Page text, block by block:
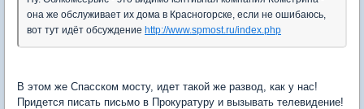
она же обслуживает их дома в Красногорске, если не ошибаюсь,
вот тут идёт обсуждение http://www.spmost.ru/index.php
В этом же Спасском мосту, идет такой же развод, как у нас!
Придется писать письмо в Прокуратуру и вызывать телевидение!